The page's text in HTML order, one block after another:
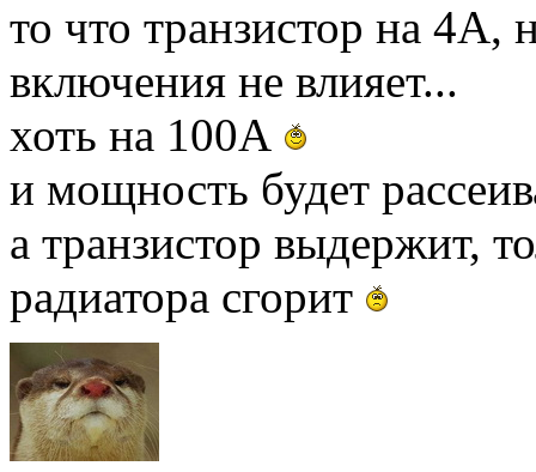
то что транзистор на 4А,
включения не влияет...
хоть на 100А
и мощность будет
а транзистор выдержит,
радиатора сгорит